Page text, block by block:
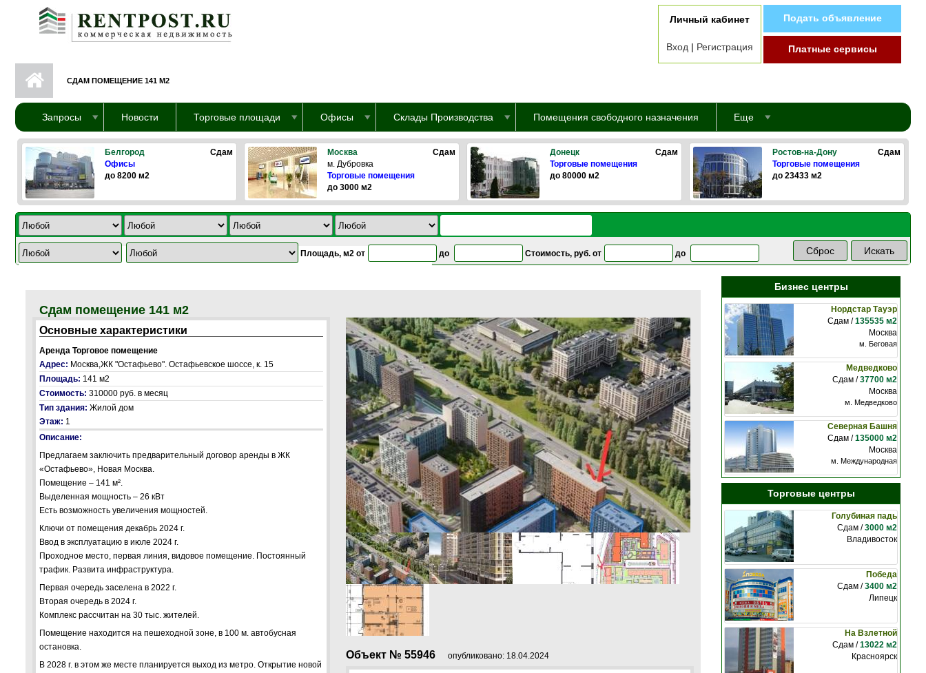
Перейти к основному содержанию
Личный кабинет
Вход | Регистрация
Подать объявление
Платные сервисы
СДАМ ПОМЕЩЕНИЕ 141 М2
Запросы Новости Торговые площади Офисы Склады Производства Помещения свободного назначения Еще
Белгород
Сдам
Офисы
до 8200 м2
Москва
Сдам
м. Дубровка
Торговые помещения
до 3000 м2
Донецк
Сдам
Торговые помещения
до 80000 м2
Ростов-на-Дону
Сдам
Торговые помещения
до 23433 м2
Площадь, м2 от до Стоимость, руб. от до
Объект № 55946 опубликовано: 18.04.2024
Сдам помещение 141 м2
Основные характеристики
Аренда Торговое помещение
Адрес: Москва,ЖК "Остафьево". Остафьевское шоссе, к. 15
Площадь: 141 м2
Стоимость: 310000 руб. в месяц
Тип здания: Жилой дом
Этаж: 1
Описание:
Предлагаем заключить предварительный договор аренды в ЖК
«Остафьево», Новая Москва.
Помещение – 141 м².
Выделенная мощность – 26 кВт
Есть возможность увеличения мощностей.
Ключи от помещения декабрь 2024 г.
Ввод в эксплуатацию в июле 2024 г.
Проходное место, первая линия, видовое помещение. Постоянный
трафик. Развита инфраструктура.
Первая очередь заселена в 2022 г.
Вторая очередь в 2024 г.
Комплекс рассчитан на 30 тыс. жителей.
Помещение находится на пешеходной зоне, в 100 м. автобусная
остановка.
В 2028 г. в этом же месте планируется выход из метро. Открытие новой
Бизнес центры
Нордстар Тауэр
Сдам /135535 м2
Москва
м. Беговая
Медведково
Сдам /37700 м2
Москва
м. Медведково
Северная Башня
Сдам /135000 м2
Москва
м. Международная
Торговые центры
Голубиная падь
Сдам /3000 м2
Владивосток
Победа
Сдам /3400 м2
Липецк
На Взлетной
Сдам /13022 м2
Красноярск